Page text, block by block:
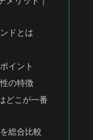
ドとは
イント
の特徴
どこが一番
総合比較